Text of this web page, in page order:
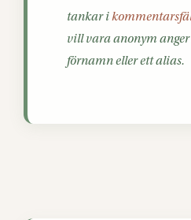
tankar i
vill vara anonym
förnamn eller ett alias.